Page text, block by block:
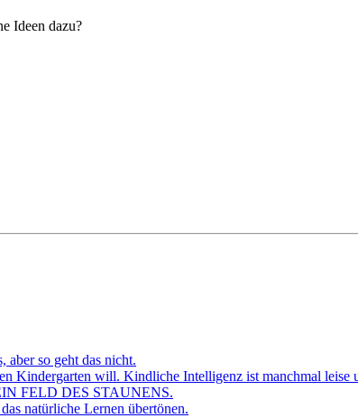
Ideen dazu?
so geht das nicht.
Kindergarten will. Kindliche Intelligenz ist manchmal leise
FELD DES STAUNENS.
natürliche Lernen übertönen.